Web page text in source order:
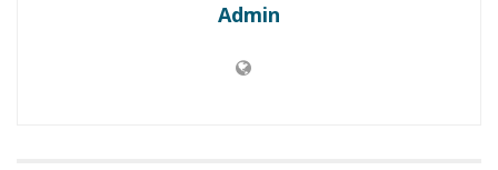
Admin